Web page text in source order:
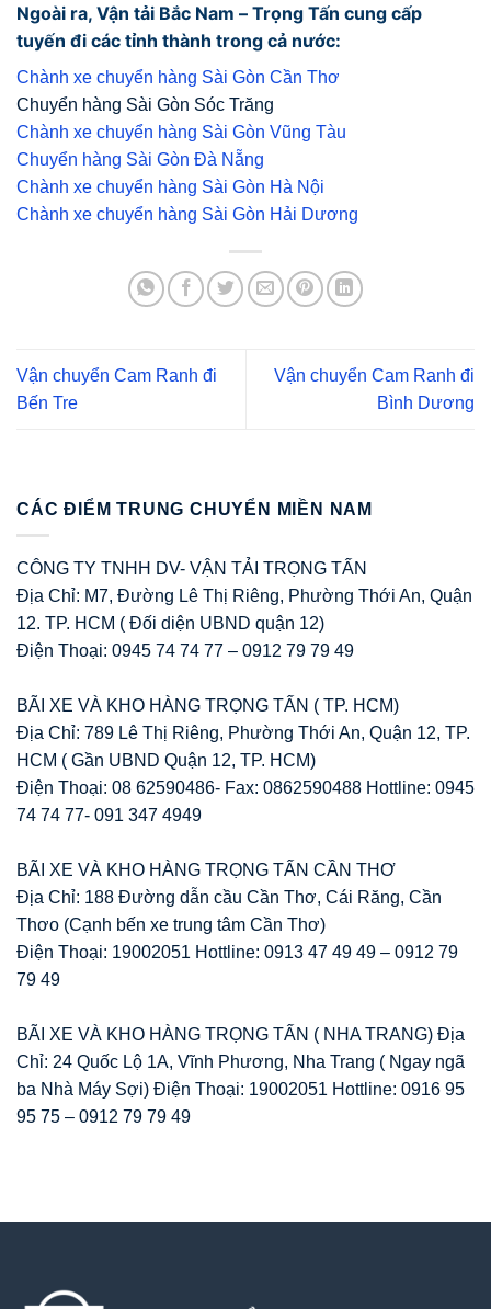
Ngoài ra, Vận tải Bắc Nam – Trọng Tấn cung cấp
tuyến đi các tỉnh thành trong cả nước:
Chành xe chuyển hàng Sài Gòn Cần Thơ
Chuyển hàng Sài Gòn Sóc Trăng
Chành xe chuyển hàng Sài Gòn Vũng Tàu
Chuyển hàng Sài Gòn Đà Nẵng
Chành xe chuyển hàng Sài Gòn Hà Nội
Chành xe chuyển hàng Sài Gòn Hải Dương
Vận chuyển Cam Ranh đi
Bến Tre
Vận chuyển Cam Ranh đi
Bình Dương
CÁC ĐIỂM TRUNG CHUYỂN MIỀN NAM
CÔNG TY TNHH DV- VẬN TẢI TRỌNG TẤN
Địa Chỉ: M7, Đường Lê Thị Riêng, Phường Thới An, Quận
12. TP. HCM ( Đối diện UBND quận 12)
Điện Thoại: 0945 74 74 77 – 0912 79 79 49
BÃI XE VÀ KHO HÀNG TRỌNG TẤN ( TP. HCM)
Địa Chỉ: 789 Lê Thị Riêng, Phường Thới An, Quận 12, TP.
HCM ( Gần UBND Quận 12, TP. HCM)
Điện Thoại: 08 62590486- Fax: 0862590488 Hottline: 0945
74 74 77- 091 347 4949
BÃI XE VÀ KHO HÀNG TRỌNG TẤN CẦN THƠ
Địa Chỉ: 188 Đường dẫn cầu Cần Thơ, Cái Răng, Cần
Thơo (Cạnh bến xe trung tâm Cần Thơ)
Điện Thoại: 19002051 Hottline: 0913 47 49 49 – 0912 79
79 49
BÃI XE VÀ KHO HÀNG TRỌNG TẤN ( NHA TRANG) Địa
Chỉ: 24 Quốc Lộ 1A, Vĩnh Phương, Nha Trang ( Ngay ngã
ba Nhà Máy Sợi) Điện Thoại: 19002051 Hottline: 0916 95
95 75 – 0912 79 79 49